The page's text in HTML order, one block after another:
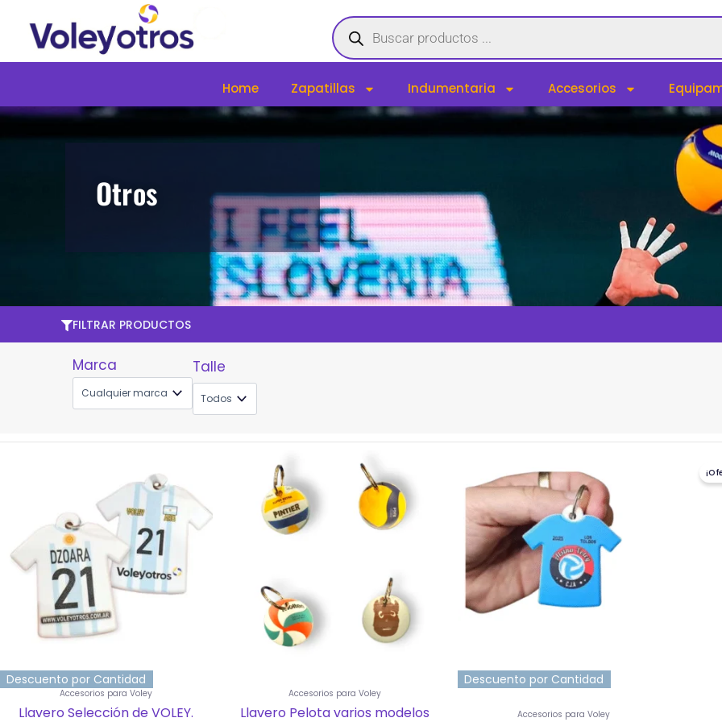
contenido
Búsqueda
de
productos
Home Zapatillas Indumentaria Accesorios
Otros
FILTRAR PRODUCTOS
Marca Talle
Descuento por Cantidad
Accesorios para Voley
Llavero Selección de VOLEY.
Accesorios para Voley
Llavero Pelota varios modelos
producto
múltiples
variantes.
página
Descuento por Cantidad
Accesorios para Voley